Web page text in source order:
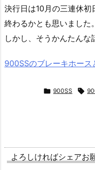
決行日は10月の三連休
終わるかとも思いました。
しかし、そうかんたんな
900SSのブレーキホー
 900SS 
よろしければシェアお